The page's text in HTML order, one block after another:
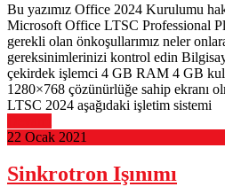
Bu yazımız Office 2024 Kurulumu
Microsoft Office LTSC Professional
gerekli olan önkoşullarımız neler
gereksinimlerinizi kontrol edin
çekirdek işlemci 4 GB RAM 4 GB
1280×768 çözünürlüğe sahip ekranı
LTSC 2024 aşağıdaki işletim sistemi
22 Ocak 2021
Sinkrotron Işınımı